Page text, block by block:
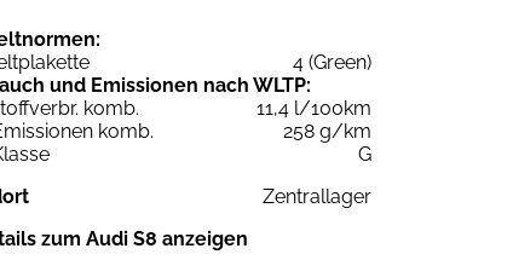
4 (Green)
und Emissionen nach WLTP:
komb.
11,4 l/100km
komb.
258 g/km
G
Zentrallager
zum Audi S8 anzeigen